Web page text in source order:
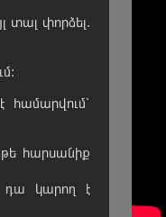
տալ փորձել.
հարսանիք
դա կարող է